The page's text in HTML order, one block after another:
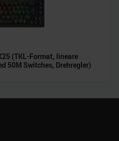
(TKL-Format, lineare
50M Switches, Drehregler)